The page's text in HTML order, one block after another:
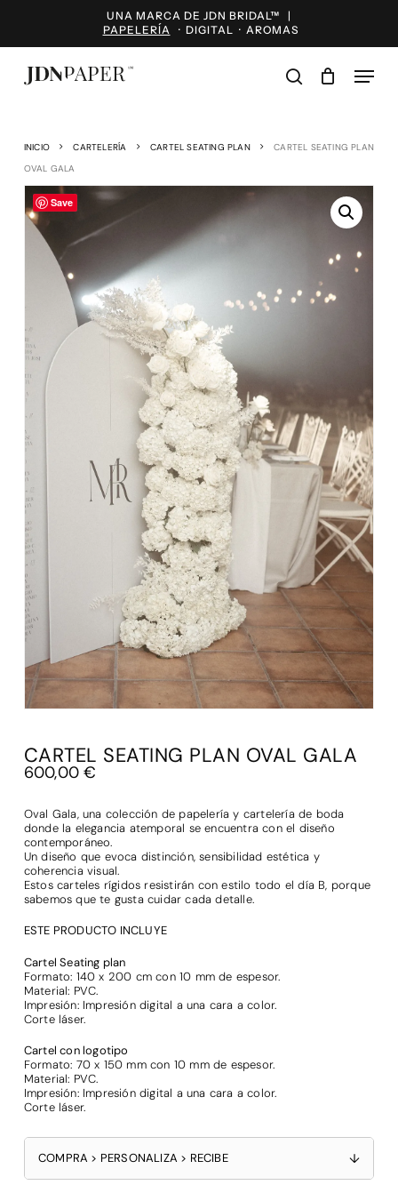
content
UNA MARCA DE JDN BRIDAL™ |
PAPELERÍA · DIGITAL · AROMAS
Menu
INICIO CARTELERÍA CARTEL SEATING PLAN
CARTEL SEATING PLAN
OVAL GALA
Save
CARTEL SEATING PLAN OVAL GALA
600,00€
Oval Gala, una colección de papelería y cartelería de boda
donde la elegancia atemporal se encuentra con el diseño
contemporáneo.
Un diseño que evoca distinción, sensibilidad estética y
coherencia visual.
Estos carteles rígidos resistirán con estilo todo el día B, porque
sabemos que te gusta cuidar cada detalle.
ESTE PRODUCTO INCLUYE
Cartel Seating plan
Formato: 140 x 200 cm con 10 mm de espesor.
Material: PVC.
Impresión: Impresión digital a una cara a color.
Corte láser.
Cartel con logotipo
Formato: 70 x 150 mm con 10 mm de espesor.
Material: PVC.
Impresión: Impresión digital a una cara a color.
Corte láser.
COMPRA > PERSONALIZA > RECIBE ↓